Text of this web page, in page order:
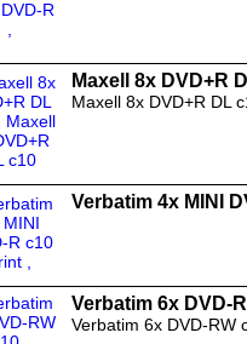
Maxell 8x DVD+R
Maxell 8x DVD+R DL
Verbatim 4x MINI
Verbatim 6x DVD-
Verbatim 6x DVD-RW